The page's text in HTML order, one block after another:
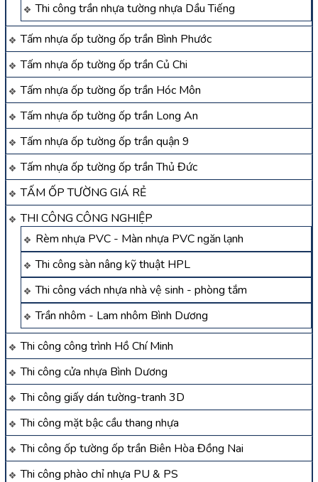
Thi công trần nhựa tường nhựa Dầu Tiếng
Tấm nhựa ốp tường ốp trần Bình Phước
Tấm nhựa ốp tường ốp trần Củ Chi
Tấm nhựa ốp tường ốp trần Hóc Môn
Tấm nhựa ốp tường ốp trần Long An
Tấm nhựa ốp tường ốp trần quận 9
Tấm nhựa ốp tường ốp trần Thủ Đức
TẤM ỐP TƯỜNG GIÁ RẺ
THI CÔNG CÔNG NGHIỆP
Rèm nhựa PVC - Màn nhựa PVC ngăn lạnh
Thi công sàn nâng kỹ thuật HPL
Thi công vách nhựa nhà vệ sinh - phòng tắm
Trần nhôm - Lam nhôm Bình Dương
Thi công công trình Hồ Chí Minh
Thi công cửa nhựa Bình Dương
Thi công giấy dán tường-tranh 3D
Thi công mặt bậc cầu thang nhựa
Thi công ốp tường ốp trần Biên Hòa Đồng Nai
Thi công phào chỉ nhựa PU & PS